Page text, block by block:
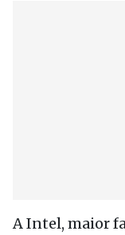
A Intel, maior